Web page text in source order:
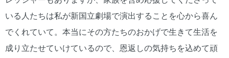
いる人たちは私が新国立劇場で演出することを心から喜ん
でくれていて。本当にその方たちのおかげで生きて生活を
成り立たせていけているので、恩返しの気持ちを込めて頑